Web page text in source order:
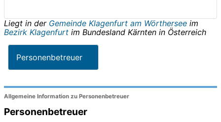
Liegt in der Gemeinde Klagenfurt am Wörthersee im
Bezirk Klagenfurt im Bundesland Kärnten in Österreich
Personenbetreuer
Allgemeine Information zu Personenbetreuer
Personenbetreuer